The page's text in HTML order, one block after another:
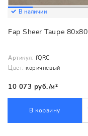
В наличии
Fap Sheer Taupe 80x80
Артикул: fQRC
Цвет: коричневый
10 073 руб./м²
В корзину